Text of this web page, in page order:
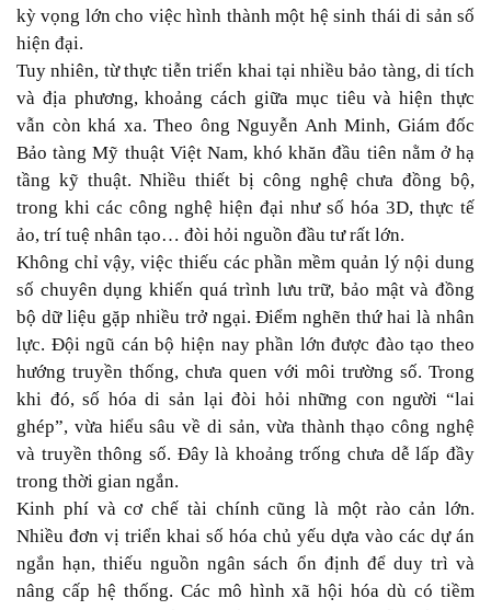
kỳ vọng lớn cho việc hình thành một hệ sinh thái di sản số
hiện đại.
Tuy nhiên, từ thực tiễn triển khai tại nhiều bảo tàng, di tích
và địa phương, khoảng cách giữa mục tiêu và hiện thực
vẫn còn khá xa. Theo ông Nguyễn Anh Minh, Giám đốc
Bảo tàng Mỹ thuật Việt Nam, khó khăn đầu tiên nằm ở hạ
tầng kỹ thuật. Nhiều thiết bị công nghệ chưa đồng bộ,
trong khi các công nghệ hiện đại như số hóa 3D, thực tế
ảo, trí tuệ nhân tạo… đòi hỏi nguồn đầu tư rất lớn.
Không chỉ vậy, việc thiếu các phần mềm quản lý nội dung
số chuyên dụng khiến quá trình lưu trữ, bảo mật và đồng
bộ dữ liệu gặp nhiều trở ngại. Điểm nghẽn thứ hai là nhân
lực. Đội ngũ cán bộ hiện nay phần lớn được đào tạo theo
hướng truyền thống, chưa quen với môi trường số. Trong
khi đó, số hóa di sản lại đòi hỏi những con người “lai
ghép”, vừa hiểu sâu về di sản, vừa thành thạo công nghệ
và truyền thông số. Đây là khoảng trống chưa dễ lấp đầy
trong thời gian ngắn.
Kinh phí và cơ chế tài chính cũng là một rào cản lớn.
Nhiều đơn vị triển khai số hóa chủ yếu dựa vào các dự án
ngắn hạn, thiếu nguồn ngân sách ổn định để duy trì và
nâng cấp hệ thống. Các mô hình xã hội hóa dù có tiềm